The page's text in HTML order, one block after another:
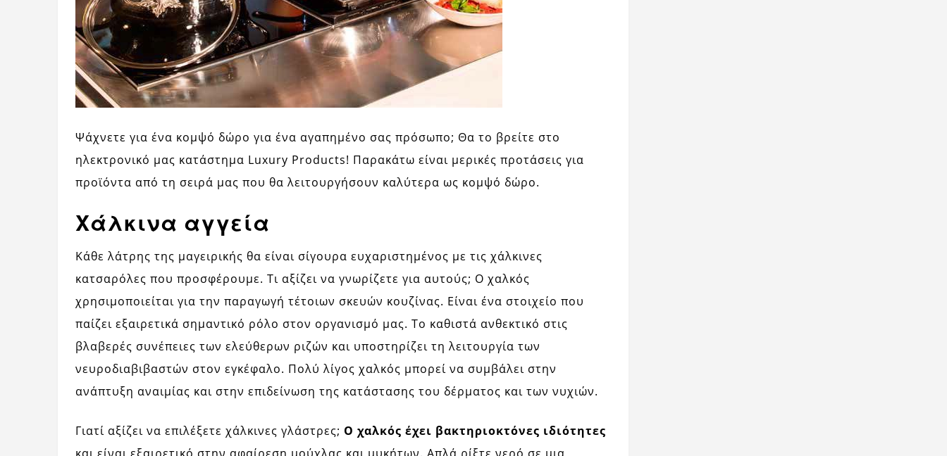
Ψάχνετε για ένα κομψό δώρο για ένα αγαπημένο σας πρόσωπο; Θα το βρείτε στο
ηλεκτρονικό μας κατάστημα Luxury Products! Παρακάτω είναι μερικές προτάσεις για
προϊόντα από τη σειρά μας που θα λειτουργήσουν καλύτερα ως κομψό δώρο.
Χάλκινα αγγεία
Κάθε λάτρης της μαγειρικής θα είναι σίγουρα ευχαριστημένος με τις χάλκινες
κατσαρόλες που προσφέρουμε. Τι αξίζει να γνωρίζετε για αυτούς; Ο χαλκός
χρησιμοποιείται για την παραγωγή τέτοιων σκευών κουζίνας. Είναι ένα στοιχείο που
παίζει εξαιρετικά σημαντικό ρόλο στον οργανισμό μας. Το καθιστά ανθεκτικό στις
βλαβερές συνέπειες των ελεύθερων ριζών και υποστηρίζει τη λειτουργία των
νευροδιαβιβαστών στον εγκέφαλο. Πολύ λίγος χαλκός μπορεί να συμβάλει στην
ανάπτυξη αναιμίας και στην επιδείνωση της κατάστασης του δέρματος και των νυχιών.
Γιατί αξίζει να επιλέξετε χάλκινες γλάστρες; Ο χαλκός έχει βακτηριοκτόνες ιδιότητες